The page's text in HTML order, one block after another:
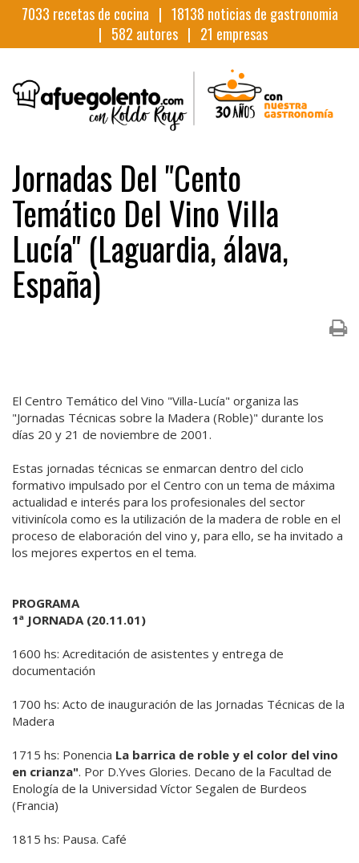
7033 recetas de cocina | 18138 noticias de gastronomia
| 582 autores | 21 empresas
Jornadas Del "Cento
Temático Del Vino Villa
Lucía" (Laguardia, álava,
España)
El Centro Temático del Vino "Villa-Lucía" organiza las
"Jornadas Técnicas sobre la Madera (Roble)" durante los
días 20 y 21 de noviembre de 2001.
Estas jornadas técnicas se enmarcan dentro del ciclo
formativo impulsado por el Centro con un tema de máxima
actualidad e interés para los profesionales del sector
vitivinícola como es la utilización de la madera de roble en el
proceso de elaboración del vino y, para ello, se ha invitado a
los mejores expertos en el tema.
PROGRAMA
1ª JORNADA (20.11.01)
1600 hs: Acreditación de asistentes y entrega de
documentación
1700 hs: Acto de inauguración de las Jornadas Técnicas de la
Madera
1715 hs: Ponencia La barrica de roble y el color del vino
en crianza". Por D.Yves Glories. Decano de la Facultad de
Enología de la Universidad Víctor Segalen de Burdeos
(Francia)
1815 hs: Pausa. Café